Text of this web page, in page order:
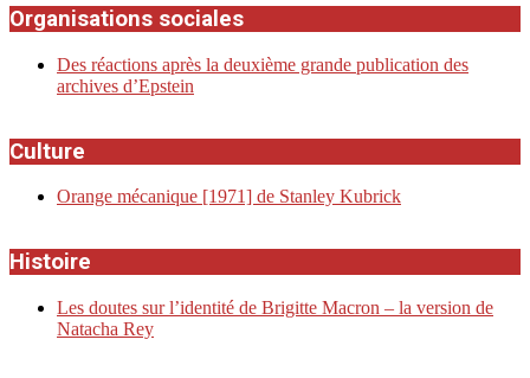
Organisations sociales
Des réactions après la deuxième grande publication des
archives d’Epstein
Culture
Orange mécanique [1971] de Stanley Kubrick
Histoire
Les doutes sur l’identité de Brigitte Macron – la version de
Natacha Rey